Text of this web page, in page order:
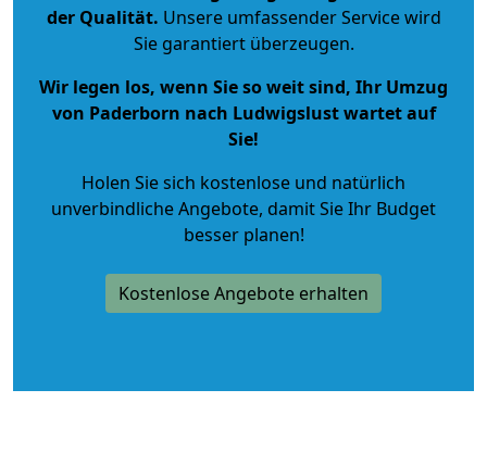
der Qualität. Unsere umfassender Service wird
Sie garantiert überzeugen.
Wir legen los, wenn Sie so weit sind, Ihr Umzug
von Paderborn nach Ludwigslust wartet auf
Sie!
Holen Sie sich kostenlose und natürlich
unverbindliche Angebote, damit Sie Ihr Budget
besser planen!
Kostenlose Angebote erhalten